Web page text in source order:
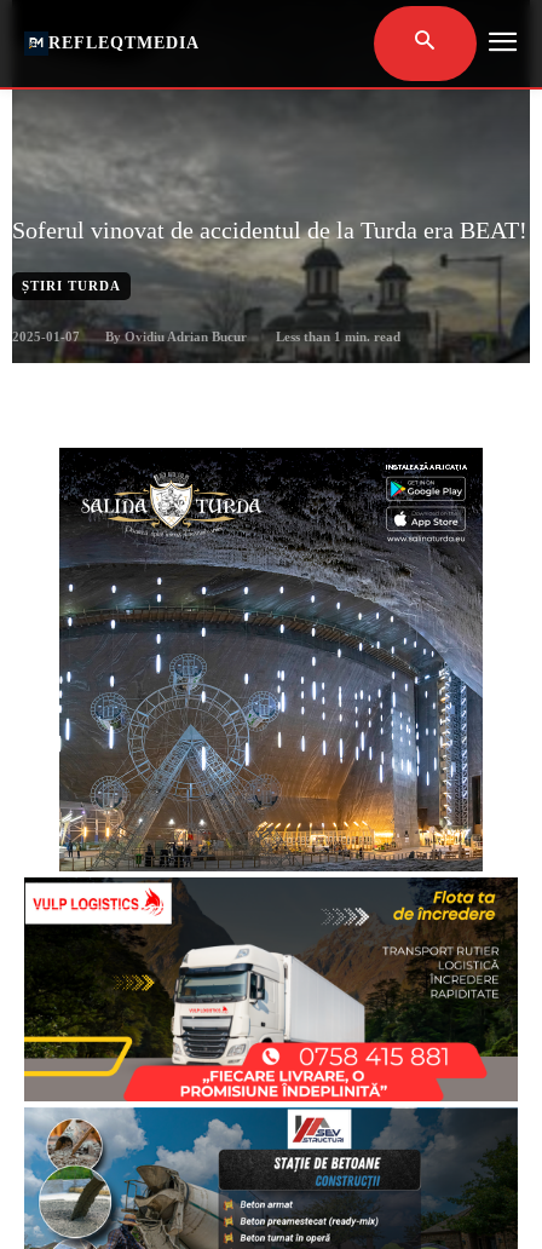
REFLEQTMEDIA
Soferul vinovat de accidentul de la Turda era BEAT!
ȘTIRI TURDA
2025-01-07 By Ovidiu Adrian Bucur Less than 1 min. read